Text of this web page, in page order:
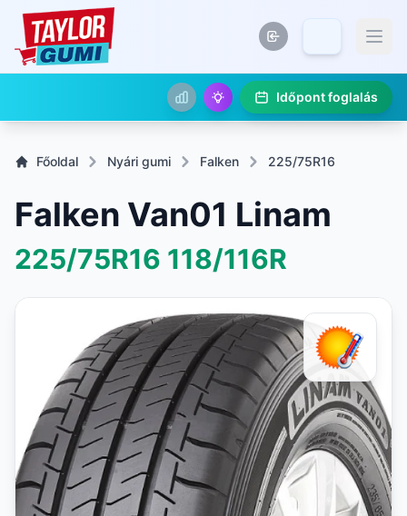
Időpont foglalás
Főoldal Nyári gumi Falken 225/75R16
Falken Van01 Linam
225/75R16 118/116R